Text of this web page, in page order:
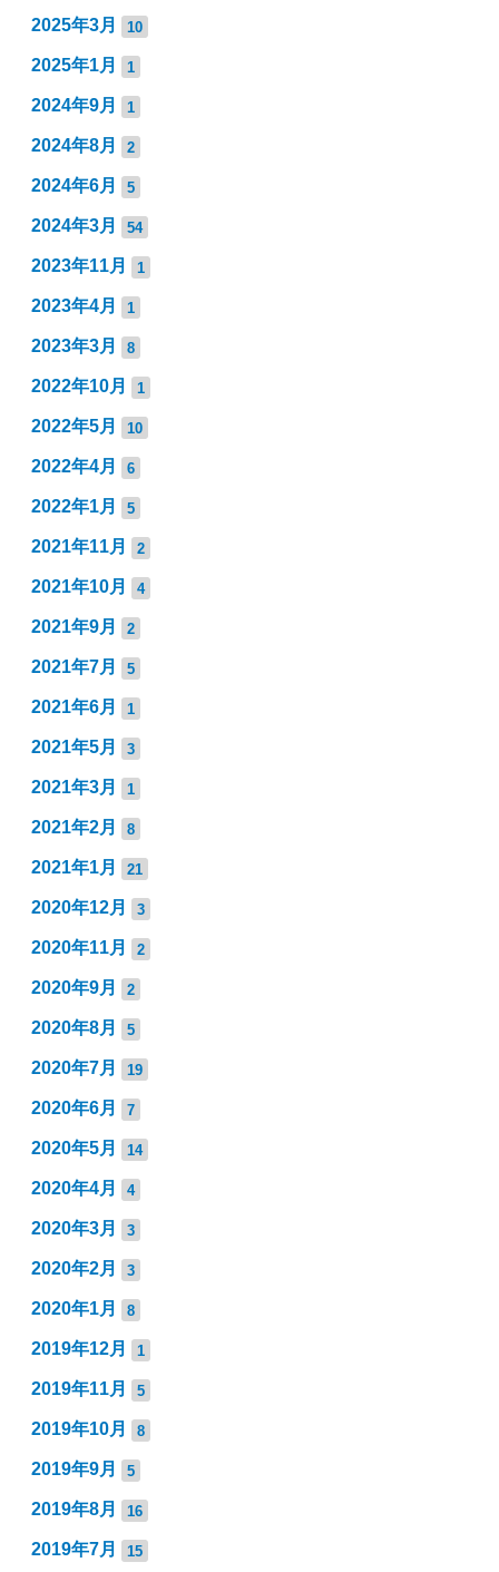
2025年3月 10
2025年1月 1
2024年9月 1
2024年8月 2
2024年6月 5
2024年3月 54
2023年11月 1
2023年4月 1
2023年3月 8
2022年10月 1
2022年5月 10
2022年4月 6
2022年1月 5
2021年11月 2
2021年10月 4
2021年9月 2
2021年7月 5
2021年6月 1
2021年5月 3
2021年3月 1
2021年2月 8
2021年1月 21
2020年12月 3
2020年11月 2
2020年9月 2
2020年8月 5
2020年7月 19
2020年6月 7
2020年5月 14
2020年4月 4
2020年3月 3
2020年2月 3
2020年1月 8
2019年12月 1
2019年11月 5
2019年10月 8
2019年9月 5
2019年8月 16
2019年7月 15